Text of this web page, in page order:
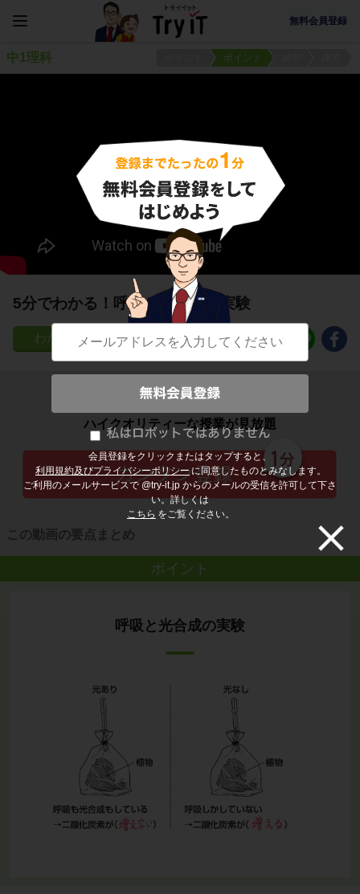
無料会員登録
会員登録をクリックまたはタップすると、
利用規約及びプライバシーポリシー に同意したものとみなします。
ご利用のメールサービスで @try-it.jp からのメールの受信を許可して下さ
い。詳しくは
こちら をご覧ください。
中1理科 ポイント
5分でわかる！呼吸と光合成の実験
147
子どもの勉強から大人の学び直しまで
ハイクオリティーな授業が見放題
この動画の要点まとめ
ポイント
呼吸と光合成の実験